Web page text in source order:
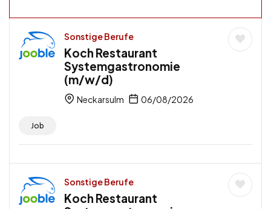
Sonstige Berufe
Koch Restaurant
Systemgastronomie
(m/w/d)
Neckarsulm 06/08/2026
Job
Sonstige Berufe
Koch Restaurant